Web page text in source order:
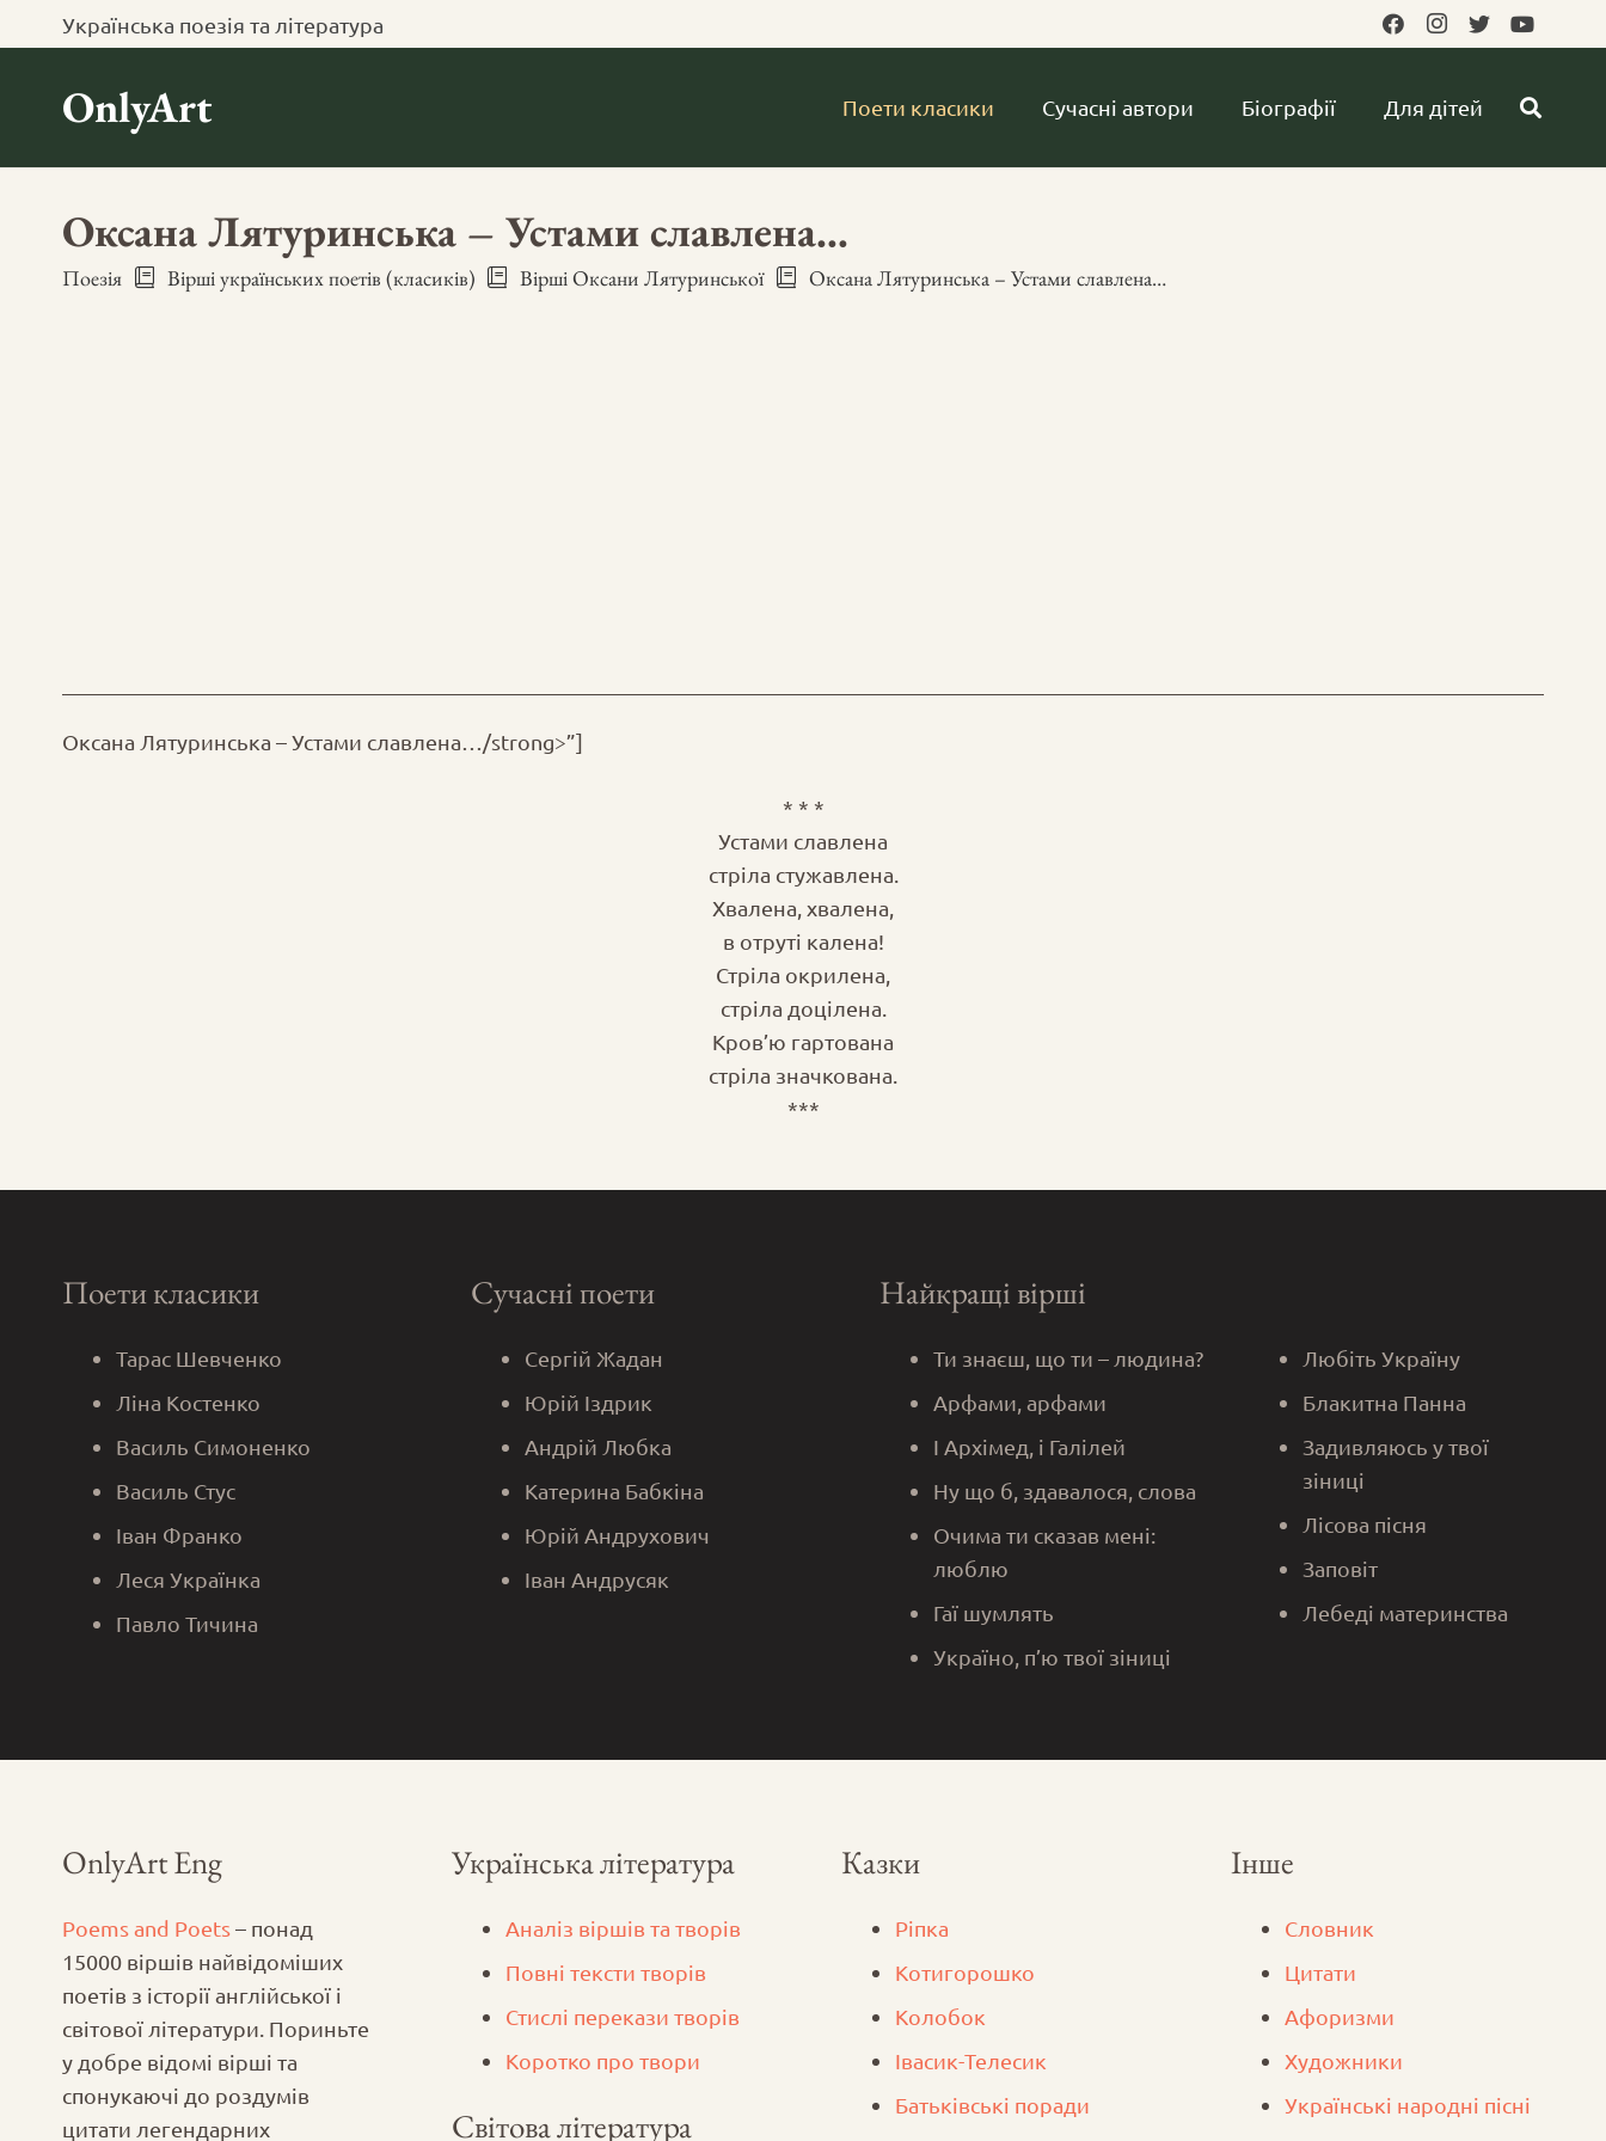
Українська поезія та література
OnlyArt Поети класики Сучасні автори Біографії Для дітей
Оксана Лятуринська – Устами славлена…
Поезія Вірші українських поетів (класиків) Вірші Оксани Лятуринської Оксана Лятуринська – Устами славлена…
Оксана Лятуринська – Устами славлена…/strong>”]
* * *
Устами славлена
стріла стужавлена.
Хвалена, хвалена,
в отруті калена!
Стріла окрилена,
стріла доцілена.
Кров’ю гартована
стріла значкована.
***
Поети класики
Тарас Шевченко
Ліна Костенко
Василь Симоненко
Василь Стус
Іван Франко
Леся Українка
Павло Тичина
Сучасні поети
Сергій Жадан
Юрій Іздрик
Андрій Любка
Катерина Бабкіна
Юрій Андрухович
Іван Андрусяк
Найкращі вірші
Ти знаєш, що ти – людина?
Арфами, арфами
І Архімед, і Галілей
Ну що б, здавалося, слова
Очима ти сказав мені:
люблю
Гаї шумлять
Україно, п’ю твої зіниці
Любіть Україну
Блакитна Панна
Задивляюсь у твої
зіниці
Лісова пісня
Заповіт
Лебеді материнства
OnlyArt Eng
Poems and Poets– понад
15000 віршів найвідоміших
поетів з історії англійської і
світової літератури. Пориньте
у добре відомі вірші та
спонукаючі до роздумів
цитати легендарних
Українська література
Аналіз віршів та творів
Повні тексти творів
Стислі перекази творів
Коротко про твори
Світова література
Казки
Ріпка
Котигорошко
Колобок
Iвасик-Телесик
Батьківські поради
Інше
Словник
Цитати
Афоризми
Художники
Українські народні пісні